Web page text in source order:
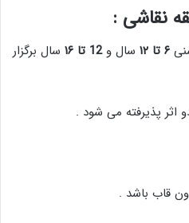
نقاشی :
سال و 12 تا ۱۶
سال برگزار
اثر پذیرفته می شود .
قاب باشد .